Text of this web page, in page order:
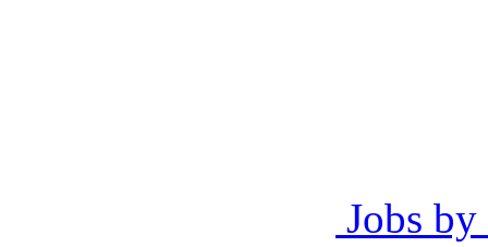
Jobs by